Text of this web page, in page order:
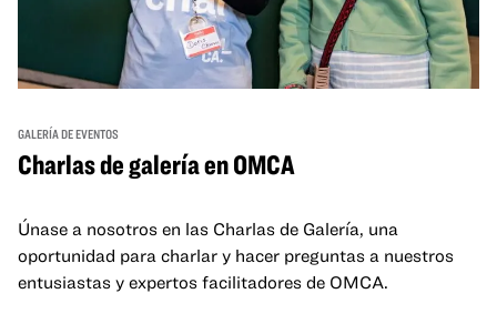
GALERÍA DE EVENTOS
Charlas de galería en OMCA
Únase a nosotros en las Charlas de Galería, una
oportunidad para charlar y hacer preguntas a nuestros
entusiastas y expertos facilitadores de OMCA.